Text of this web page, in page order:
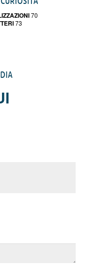
70
73